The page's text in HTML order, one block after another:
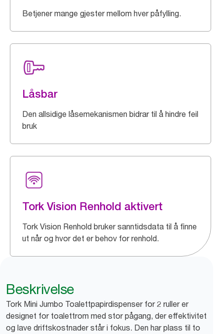
Betjener mange gjester mellom hver påfylling.
Låsbar
Den allsidige låsemekanismen bidrar til å hindre feil
bruk
Tork Vision Renhold aktivert
Tork Vision Renhold bruker sanntidsdata til å finne
ut når og hvor det er behov for renhold.
Beskrivelse
Tork Mini Jumbo Toalettpapirdispenser for 2 ruller er
designet for toalettrom med stor pågang, der effektivitet
og lave driftskostnader står i fokus. Den har plass til to